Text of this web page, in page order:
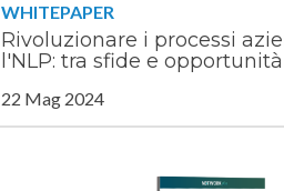
WHITEPAPER
Rivoluzionare i processi
l'NLP: tra sfide e opportunità
22 Mag 2024